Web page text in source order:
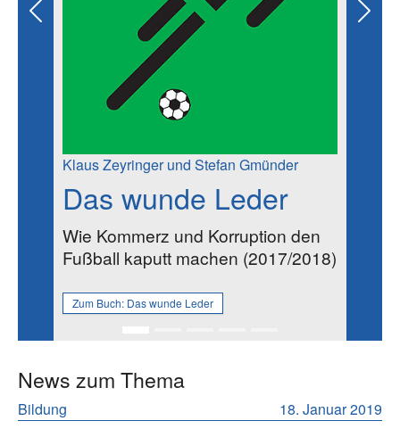
Klaus Zeyringer und Stefan Gmünder
Das wunde Leder
Wie Kommerz und Korruption den
Fußball kaputt machen (2017/2018)
Zum Buch: Das wunde Leder
Previous Next
News zum Thema
18. Januar 2019
Bildung